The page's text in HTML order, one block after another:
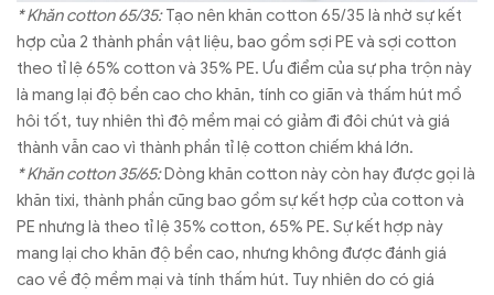
* Khăn cotton 65/35:Tạo nên khăn cotton 65/35 là nhờ sự kết
hợp của 2 thành phần vật liệu, bao gồm sợi PE và sợi cotton
theo tỉ lệ 65% cotton và 35% PE. Ưu điểm của sự pha trộn này
là mang lại độ bền cao cho khăn, tính co giãn và thấm hút mồ
hôi tốt, tuy nhiên thì độ mềm mại có giảm đi đôi chút và giá
thành vẫn cao vì thành phần tỉ lệ cotton chiếm khá lớn.
* Khăn cotton 35/65:Dòng khăn cotton này còn hay được gọi là
khăn tixi, thành phần cũng bao gồm sự kết hợp của cotton và
PE nhưng là theo tỉ lệ 35% cotton, 65% PE. Sự kết hợp này
mang lại cho khăn độ bền cao, nhưng không được đánh giá
cao về độ mềm mại và tính thấm hút. Tuy nhiên do có giá